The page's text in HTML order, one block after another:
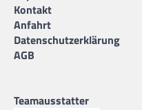
Kontakt
Anfahrt
Datenschutzerklärung
AGB
Teamausstatter